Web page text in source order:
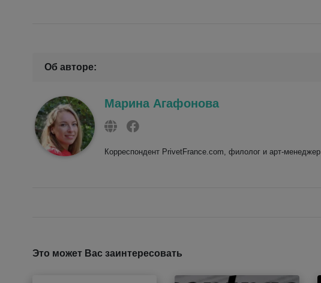
Об авторе:
Марина Агафонова
Корреспондент PrivetFrance.com, филолог и арт-менеджер
Это может Вас заинтересовать